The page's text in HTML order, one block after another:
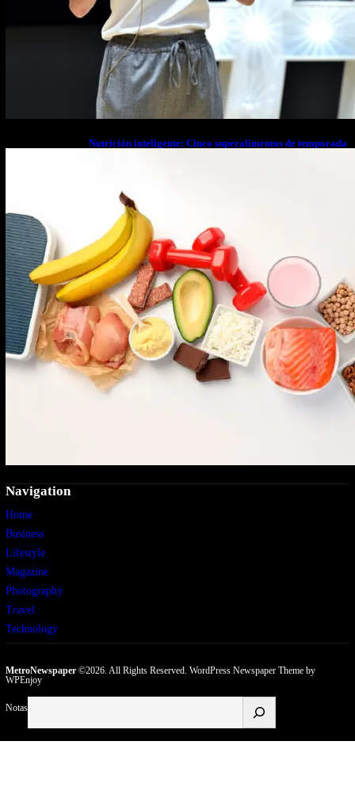
Nutrición inteligente: Cinco superalimentos de temporada
Navigation
Home
Business
Lifestyle
Magazine
Photography
Travel
Technology
MetroNewspaper©2026. All Rights Reserved. WordPress Newspaper Themeby
WPEnjoy
Notas